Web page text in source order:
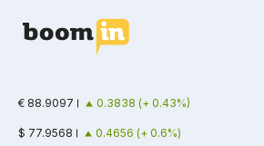
€ 88.9097 0.3838 (+ 0.43%)
$ 77.9568 0.4656 (+ 0.6%)